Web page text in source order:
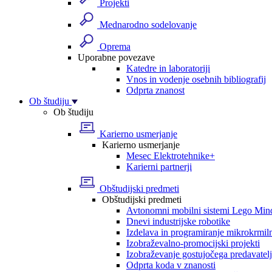
Projekti
Mednarodno sodelovanje
Oprema
Uporabne povezave
Katedre in laboratoriji
Vnos in vodenje osebnih bibliografij
Odprta znanost
Ob študiju
Ob študiju
Karierno usmerjanje
Karierno usmerjanje
Mesec Elektrotehnike+
Karierni partnerji
Obštudijski predmeti
Obštudijski predmeti
Avtonomni mobilni sistemi Lego
Dnevi industrijske robotike
Izdelava in programiranje
Izobraževalno-promocijski projekti
Izobraževanje gostujočega
Odprta koda v znanosti